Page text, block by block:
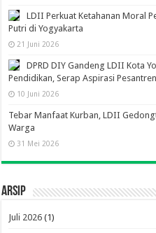
LDII Perkuat Ketahanan Moral
Putri di Yogyakarta
21 Juni 2026
DPRD DIY Gandeng LDII Kota
Pendidikan, Serap Aspirasi
10 Juni 2026
Tebar Manfaat Kurban, LDII
Warga
31 Mei 2026
Arsip
Juli 2026 (1)